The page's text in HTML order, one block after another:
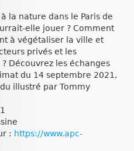
la nature dans le Paris de
elle jouer ? Comment
à végétaliser la ville et
privés et les
Découvrez les échanges
du 14 septembre 2021,
illustré par Tommy
: https://www.apc-